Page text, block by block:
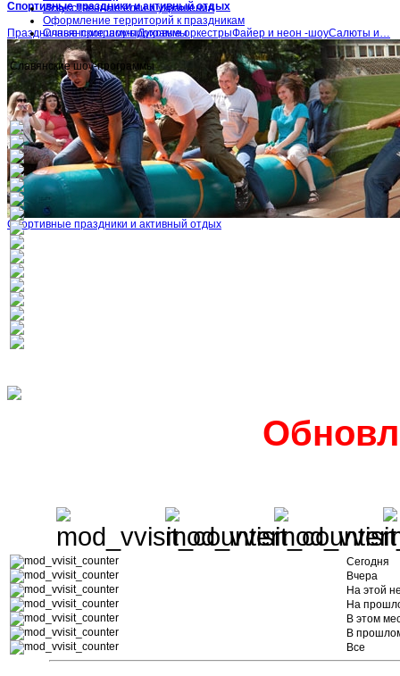
Спортивные праздники и активный отдых
Праздничные программыДуховые оркестрыФайер и неон -шоуСалюты и…
Спортивные праздники и активный отдых
Искусственные ёлки и украшения
Оформление территорий к праздникам
Славянские шоу-программы
Славянские шоу-программы
Сегодня
Вчера
На этой
На
В этом
В
Все